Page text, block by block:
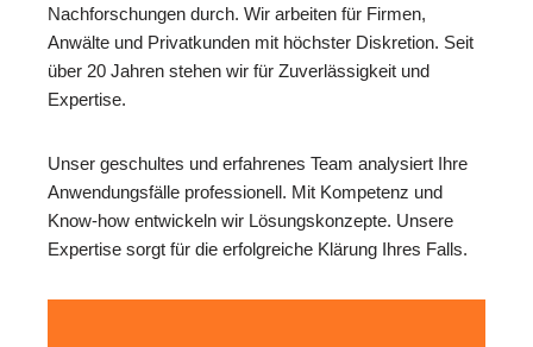
Nachforschungen durch. Wir arbeiten für Firmen,
Anwälte und Privatkunden mit höchster Diskretion. Seit
über 20 Jahren stehen wir für Zuverlässigkeit und
Expertise.
Unser geschultes und erfahrenes Team analysiert Ihre
Anwendungsfälle professionell. Mit Kompetenz und
Know-how entwickeln wir Lösungskonzepte. Unsere
Expertise sorgt für die erfolgreiche Klärung Ihres Falls.